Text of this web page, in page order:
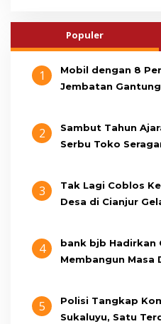
Populer
1
Mobil dengan 8
Jembatan
2
Sambut Tahun
Serbu Toko
3
Tak Lagi Coblos
Desa di Cianjur
4
bank bjb Hadirkan
Membangun Masa
5
Polisi Tangkap
Sukaluyu, Satu